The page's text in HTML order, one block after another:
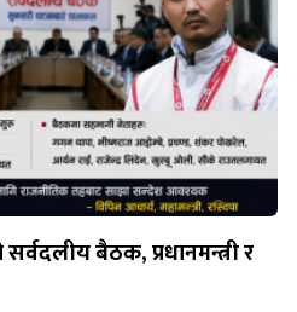
बैठक, प्रधानमन्त्री र